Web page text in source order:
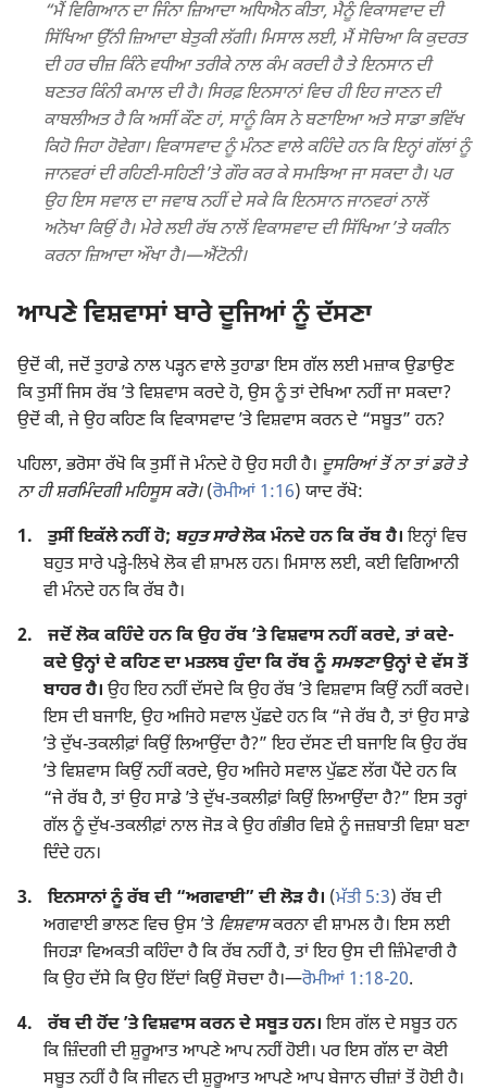
“ਮੈਂ ਵਿਗਿਆਨ ਦਾ ਜਿੰਨਾ ਜ਼ਿਆਦਾ ਅਧਿਐਨ ਕੀਤਾ, ਮੈਨੂੰ ਵਿਕਾਸਵਾਦ ਦੀ
ਸਿੱਖਿਆ ਉੱਨੀ ਜ਼ਿਆਦਾ ਬੇਤੁਕੀ ਲੱਗੀ। ਮਿਸਾਲ ਲਈ, ਮੈਂ ਸੋਚਿਆ ਕਿ ਕੁਦਰਤ
ਦੀ ਹਰ ਚੀਜ਼ ਕਿੰਨੇ ਵਧੀਆ ਤਰੀਕੇ ਨਾਲ ਕੰਮ ਕਰਦੀ ਹੈ ਤੇ ਇਨਸਾਨ ਦੀ
ਬਣਤਰ ਕਿੰਨੀ ਕਮਾਲ ਦੀ ਹੈ। ਸਿਰਫ਼ ਇਨਸਾਨਾਂ ਵਿਚ ਹੀ ਇਹ ਜਾਣਨ ਦੀ
ਕਾਬਲੀਅਤ ਹੈ ਕਿ ਅਸੀਂ ਕੌਣ ਹਾਂ, ਸਾਨੂੰ ਕਿਸ ਨੇ ਬਣਾਇਆ ਅਤੇ ਸਾਡਾ ਭਵਿੱਖ
ਕਿਹੋ ਜਿਹਾ ਹੋਵੇਗਾ। ਵਿਕਾਸਵਾਦ ਨੂੰ ਮੰਨਣ ਵਾਲੇ ਕਹਿੰਦੇ ਹਨ ਕਿ ਇਨ੍ਹਾਂ ਗੱਲਾਂ ਨੂੰ
ਜਾਨਵਰਾਂ ਦੀ ਰਹਿਣੀ-ਸਹਿਣੀ ʼਤੇ ਗੌਰ ਕਰ ਕੇ ਸਮਝਿਆ ਜਾ ਸਕਦਾ ਹੈ। ਪਰ
ਉਹ ਇਸ ਸਵਾਲ ਦਾ ਜਵਾਬ ਨਹੀਂ ਦੇ ਸਕੇ ਕਿ ਇਨਸਾਨ ਜਾਨਵਰਾਂ ਨਾਲੋਂ
ਅਨੋਖਾ ਕਿਉਂ ਹੈ। ਮੇਰੇ ਲਈ ਰੱਬ ਨਾਲੋਂ ਵਿਕਾਸਵਾਦ ਦੀ ਸਿੱਖਿਆ ʼਤੇ ਯਕੀਨ
ਕਰਨਾ ਜ਼ਿਆਦਾ ਔਖਾ ਹੈ।​—ਐਂਟੋਨੀ।
ਆਪਣੇ ਵਿਸ਼ਵਾਸਾਂ ਬਾਰੇ ਦੂਜਿਆਂ ਨੂੰ ਦੱਸਣਾ
ਉਦੋਂ ਕੀ, ਜਦੋਂ ਤੁਹਾਡੇ ਨਾਲ ਪੜ੍ਹਨ ਵਾਲੇ ਤੁਹਾਡਾ ਇਸ ਗੱਲ ਲਈ ਮਜ਼ਾਕ ਉਡਾਉਣ
ਕਿ ਤੁਸੀਂ ਜਿਸ ਰੱਬ ʼਤੇ ਵਿਸ਼ਵਾਸ ਕਰਦੇ ਹੋ, ਉਸ ਨੂੰ ਤਾਂ ਦੇਖਿਆ ਨਹੀਂ ਜਾ ਸਕਦਾ?
ਉਦੋਂ ਕੀ, ਜੇ ਉਹ ਕਹਿਣ ਕਿ ਵਿਕਾਸਵਾਦ ʼਤੇ ਵਿਸ਼ਵਾਸ ਕਰਨ ਦੇ “ਸਬੂਤ” ਹਨ?
ਪਹਿਲਾ, ਭਰੋਸਾ ਰੱਖੋ ਕਿ ਤੁਸੀਂ ਜੋ ਮੰਨਦੇ ਹੋ ਉਹ ਸਹੀ ਹੈ। ਦੂਸਰਿਆਂ ਤੋਂ ਨਾ ਤਾਂ ਡਰੋ ਤੇ
ਨਾ ਹੀ ਸ਼ਰਮਿੰਦਗੀ ਮਹਿਸੂਸ ਕਰੋ।(ਰੋਮੀਆਂ 1:16) ਯਾਦ ਰੱਖੋ:
1.
ਤੁਸੀਂ ਇਕੱਲੇ ਨਹੀਂ ਹੋ; ਬਹੁਤ ਸਾਰੇਲੋਕ ਮੰਨਦੇ ਹਨ ਕਿ ਰੱਬ ਹੈ।ਇਨ੍ਹਾਂ ਵਿਚ
ਬਹੁਤ ਸਾਰੇ ਪੜ੍ਹੇ-ਲਿਖੇ ਲੋਕ ਵੀ ਸ਼ਾਮਲ ਹਨ। ਮਿਸਾਲ ਲਈ, ਕਈ ਵਿਗਿਆਨੀ
ਵੀ ਮੰਨਦੇ ਹਨ ਕਿ ਰੱਬ ਹੈ।
2.
ਜਦੋਂ ਲੋਕ ਕਹਿੰਦੇ ਹਨ ਕਿ ਉਹ ਰੱਬ ʼਤੇ ਵਿਸ਼ਵਾਸ ਨਹੀਂ ਕਰਦੇ, ਤਾਂ ਕਦੇ-
ਕਦੇ ਉਨ੍ਹਾਂ ਦੇ ਕਹਿਣ ਦਾ ਮਤਲਬ ਹੁੰਦਾ ਕਿ ਰੱਬ ਨੂੰਸਮਝਣਾਉਨ੍ਹਾਂ ਦੇ ਵੱਸ ਤੋਂ
ਬਾਹਰ ਹੈ।ਉਹ ਇਹ ਨਹੀਂ ਦੱਸਦੇ ਕਿ ਉਹ ਰੱਬ ʼਤੇ ਵਿਸ਼ਵਾਸ ਕਿਉਂ ਨਹੀਂ ਕਰਦੇ।
ਇਸ ਦੀ ਬਜਾਇ, ਉਹ ਅਜਿਹੇ ਸਵਾਲ ਪੁੱਛਦੇ ਹਨ ਕਿ “ਜੇ ਰੱਬ ਹੈ, ਤਾਂ ਉਹ ਸਾਡੇ
ʼਤੇ ਦੁੱਖ-ਤਕਲੀਫ਼ਾਂ ਕਿਉਂ ਲਿਆਉਂਦਾ ਹੈ?” ਇਹ ਦੱਸਣ ਦੀ ਬਜਾਇ ਕਿ ਉਹ ਰੱਬ
ʼਤੇ ਵਿਸ਼ਵਾਸ ਕਿਉਂ ਨਹੀਂ ਕਰਦੇ, ਉਹ ਅਜਿਹੇ ਸਵਾਲ ਪੁੱਛਣ ਲੱਗ ਪੈਂਦੇ ਹਨ ਕਿ
“ਜੇ ਰੱਬ ਹੈ, ਤਾਂ ਉਹ ਸਾਡੇ ʼਤੇ ਦੁੱਖ-ਤਕਲੀਫ਼ਾਂ ਕਿਉਂ ਲਿਆਉਂਦਾ ਹੈ?” ਇਸ ਤਰ੍ਹਾਂ
ਗੱਲ ਨੂੰ ਦੁੱਖ-ਤਕਲੀਫ਼ਾਂ ਨਾਲ ਜੋੜ ਕੇ ਉਹ ਗੰਭੀਰ ਵਿਸ਼ੇ ਨੂੰ ਜਜ਼ਬਾਤੀ ਵਿਸ਼ਾ ਬਣਾ
ਦਿੰਦੇ ਹਨ।
3.
ਇਨਸਾਨਾਂ ਨੂੰ ਰੱਬ ਦੀ “ਅਗਵਾਈ” ਦੀ ਲੋੜ ਹੈ। (ਮੱਤੀ 5:3) ਰੱਬ ਦੀ
ਅਗਵਾਈ ਭਾਲਣ ਵਿਚ ਉਸ ʼਤੇ ਵਿਸ਼ਵਾਸਕਰਨਾ ਵੀ ਸ਼ਾਮਲ ਹੈ। ਇਸ ਲਈ
ਜਿਹੜਾ ਵਿਅਕਤੀ ਕਹਿੰਦਾ ਹੈ ਕਿ ਰੱਬ ਨਹੀਂ ਹੈ, ਤਾਂ ਇਹ ਉਸ ਦੀ ਜ਼ਿੰਮੇਵਾਰੀ ਹੈ
ਕਿ ਉਹ ਦੱਸੇ ਕਿ ਉਹ ਇੱਦਾਂ ਕਿਉਂ ਸੋਚਦਾ ਹੈ।​—ਰੋਮੀਆਂ 1:18-20.
4.
ਰੱਬ ਦੀ ਹੋਂਦ ʼਤੇ ਵਿਸ਼ਵਾਸ ਕਰਨ ਦੇ ਸਬੂਤ ਹਨ।ਇਸ ਗੱਲ ਦੇ ਸਬੂਤ ਹਨ
ਕਿ ਜ਼ਿੰਦਗੀ ਦੀ ਸ਼ੁਰੂਆਤ ਆਪਣੇ ਆਪ ਨਹੀਂ ਹੋਈ। ਪਰ ਇਸ ਗੱਲ ਦਾ ਕੋਈ
ਸਬੂਤ ਨਹੀਂ ਹੈ ਕਿ ਜੀਵਨ ਦੀ ਸ਼ੁਰੂਆਤ ਆਪਣੇ ਆਪ ਬੇਜਾਨ ਚੀਜ਼ਾਂ ਤੋਂ ਹੋਈ ਹੈ।